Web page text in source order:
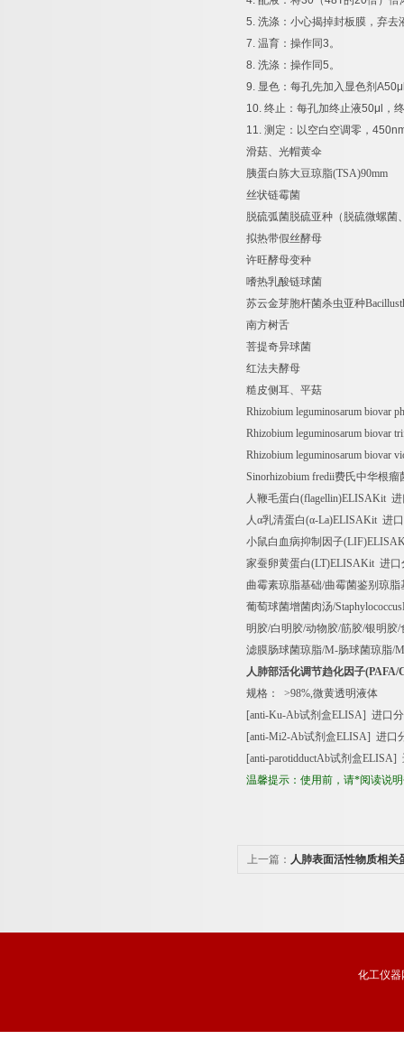
5. 洗涤：小心揭掉封板膜，弃去
7. 温育：操作同3。
8. 洗涤：操作同5。
9. 显色：每孔先加入显色剂
10. 终止：每孔加终止液50μl
，
11. 测定：以空白空调零，
滑菇、光帽黄伞
胰蛋白胨大豆琼脂(TSA)90mm
丝状链霉菌
脱硫弧菌脱硫亚种（脱硫微螺
拟热带假丝酵母
许旺酵母变种
嗜热乳酸链球菌
苏云金芽胞杆菌杀虫亚种
南方树舌
菩提奇异球菌
红法夫酵母
糙皮侧耳、平菇
Rhizobium leguminosarum biovar
Rhizobium leguminosarum biovar
Rhizobium leguminosarum biovar
Sinorhizobium fredii费氏中华根瘤
人鞭毛蛋白(flagellin)ELISAKit
人α乳清蛋白(α-La)ELISAKit 进
小鼠白血病抑制因子
家蚕卵黄蛋白(LT)ELISAKit 进口
曲霉素琼脂基础/曲霉菌鉴别琼脂
葡萄球菌增菌肉汤/
明胶/白明胶/动物胶/筋胶/银明胶/
滤膜肠球菌琼脂/M-肠球菌琼脂/
人肺部活化调节趋化因子(PAFA/
规格：
>98%,微黄透明液体
[anti-Ku-Ab试剂盒ELISA] 进口
[anti-Mi2-Ab试剂盒ELISA] 进口
[anti-parotidductAb试剂盒ELISA]
温馨提示：使用前，请*阅读说
上一篇： 人肺表面活性物质相关
化工仪器